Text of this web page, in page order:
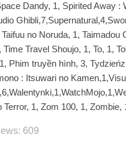
Dandy, 1, Spirited Away
no Noruda, 1, Taimadou
Time Travel Shoujo, 1, To, 1,
Phim truyền hình, 3,
: Itsuwari no
Terror, 1, Zom 100, 1, Zombie,
609